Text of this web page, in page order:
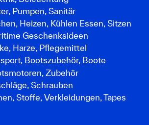
Pumpen, Sanitär
Heizen, Kühlen Essen, Sitzen
Geschenksideen
Harze, Pflegemittel
Bootszubehör, Boote
Zubehör
Schrauben
Stoffe, Verkleidungen, Tapes